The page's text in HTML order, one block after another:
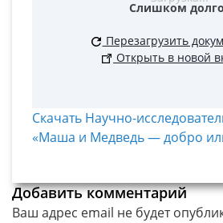
Слишком
Перезагрузить
Открыть в новой
Скачать Научно-
«Маша и Медведь — добро
Добавить комментарий
Ваш адрес email не будет